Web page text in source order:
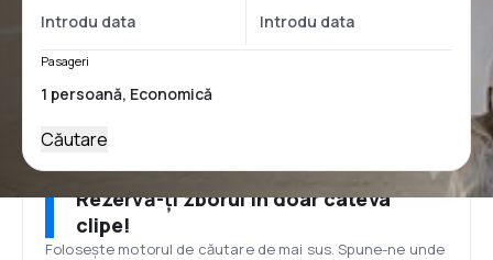
Pasageri
Căutare
Rezervă-ți zborul în doar câteva
clipe!
Folosește motorul de căutare de mai sus. Spune-ne unde